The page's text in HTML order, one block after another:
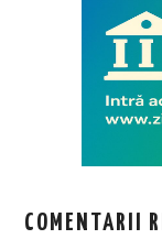
COMENTARII